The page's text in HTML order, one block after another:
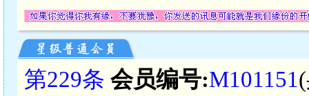
第229条 会员编号:M101151